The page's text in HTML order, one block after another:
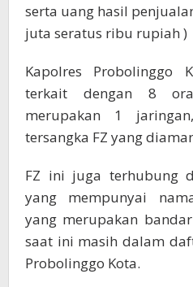
serta uang hasil
juta seratus ribu rupiah )
Kapolres Probolinggo
terkait dengan 8
merupakan 1
tersangka FZ yang
FZ ini juga terhubung
yang mempunyai
yang merupakan
saat ini masih dalam
Probolinggo Kota.